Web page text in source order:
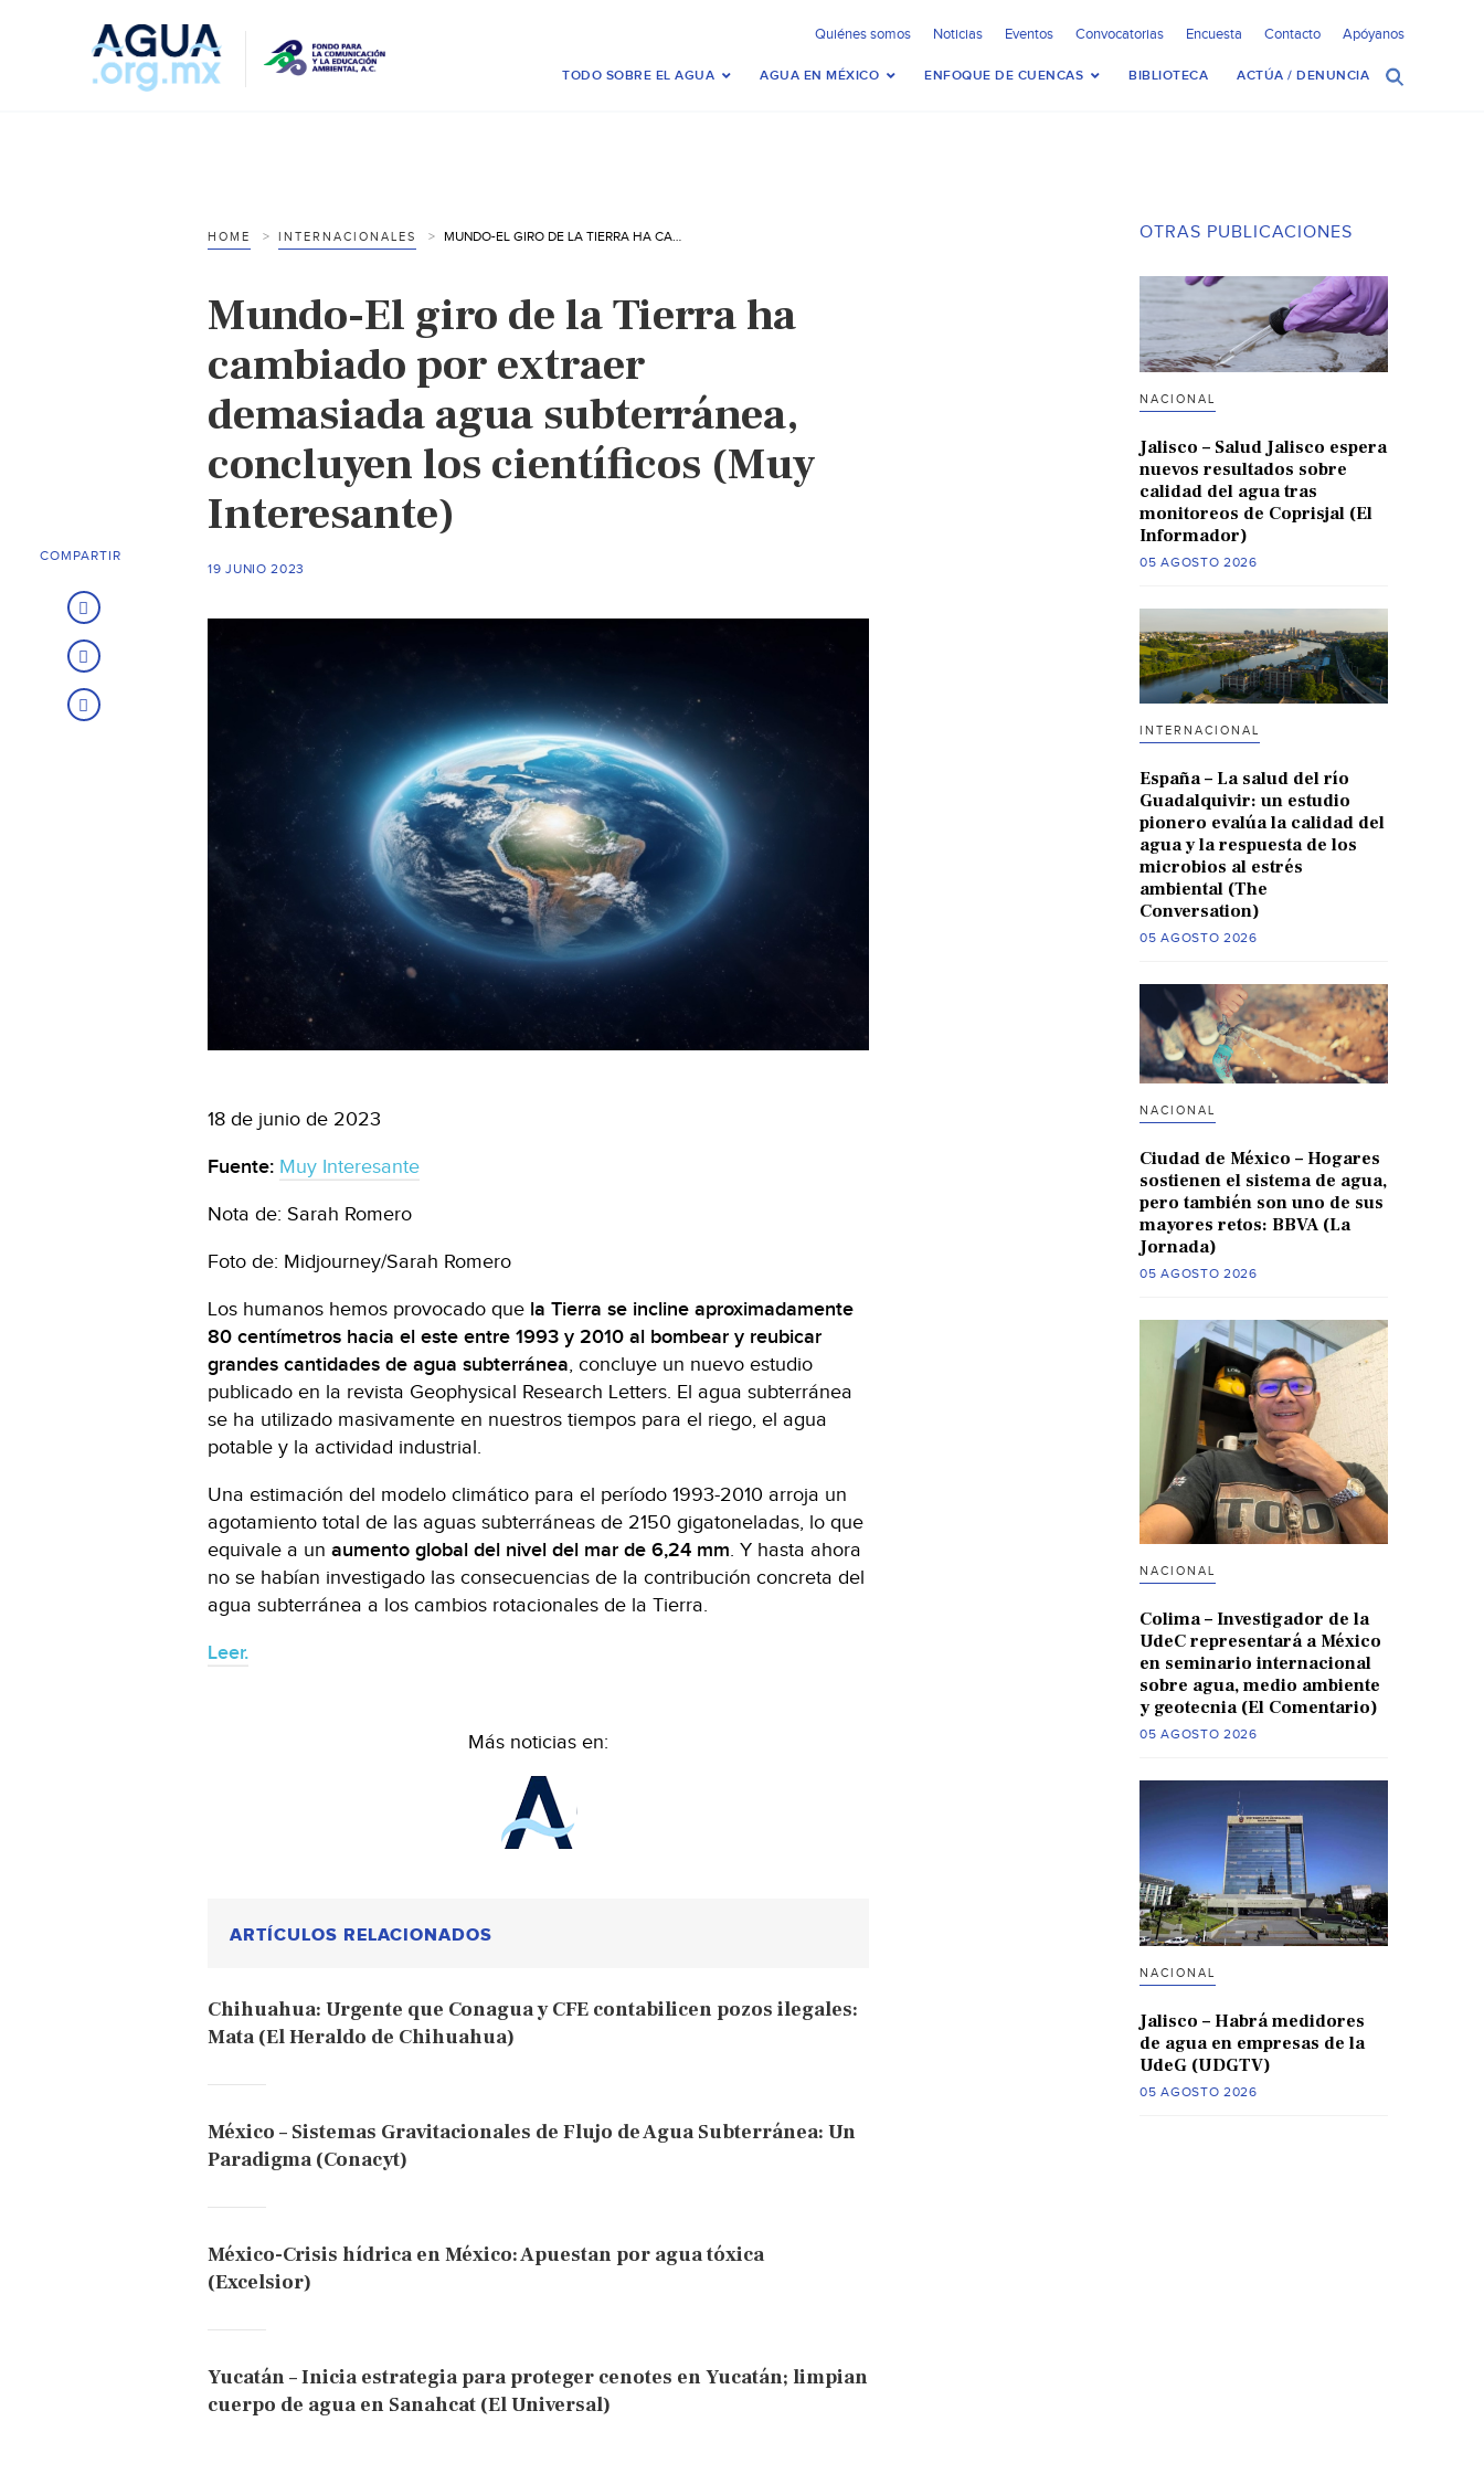
Quiénes somos Noticias Eventos Convocatorias Encuesta Contacto Apóyanos
TODO SOBRE EL AGUA AGUA EN MÉXICO ENFOQUE DE CUENCAS BIBLIOTECA ACTÚA / DENUNCIA
HOME INTERNACIONALES MUNDO-EL GIRO DE LA TIERRA HA CAMBIADO POR EXTRAER DEMASIADA AGUA SUBTERRÁNEA, CONCLUYEN LOS CIENTÍFICOS (MUY INTERESANTE)
Mundo-El giro de la Tierra ha
cambiado por extraer
demasiada agua subterránea,
concluyen los científicos (Muy
Interesante)
19 JUNIO 2023
18 de junio de 2023
Fuente: Muy Interesante
Nota de: Sarah Romero
Foto de: Midjourney/Sarah Romero
Los humanos hemos provocado que la Tierra se incline aproximadamente
80 centímetros hacia el este entre 1993 y 2010 al bombear y reubicar
grandes cantidades de agua subterránea, concluye un nuevo estudio
publicado en la revista Geophysical Research Letters. El agua subterránea
se ha utilizado masivamente en nuestros tiempos para el riego, el agua
potable y la actividad industrial.
Una estimación del modelo climático para el período 1993-2010 arroja un
agotamiento total de las aguas subterráneas de 2150 gigatoneladas, lo que
equivale a un aumento global del nivel del mar de 6,24 mm. Y hasta ahora
no se habían investigado las consecuencias de la contribución concreta del
agua subterránea a los cambios rotacionales de la Tierra.
Leer.
Más noticias en:
ARTÍCULOS RELACIONADOS
Chihuahua: Urgente que Conagua y CFE contabilicen pozos ilegales:
Mata (El Heraldo de Chihuahua)
México – Sistemas Gravitacionales de Flujo de Agua Subterránea: Un
Paradigma (Conacyt)
México-Crisis hídrica en México: Apuestan por agua tóxica
(Excelsior)
Yucatán – Inicia estrategia para proteger cenotes en Yucatán; limpian
cuerpo de agua en Sanahcat (El Universal)
COMPARTIR
OTRAS PUBLICACIONES
NACIONAL
Jalisco – Salud Jalisco espera
nuevos resultados sobre
calidad del agua tras
monitoreos de Coprisjal (El
Informador)
05 AGOSTO 2026
INTERNACIONAL
España – La salud del río
Guadalquivir: un estudio
pionero evalúa la calidad del
agua y la respuesta de los
microbios al estrés
ambiental (The
Conversation)
05 AGOSTO 2026
NACIONAL
Ciudad de México – Hogares
sostienen el sistema de agua,
pero también son uno de sus
mayores retos: BBVA (La
Jornada)
05 AGOSTO 2026
NACIONAL
Colima – Investigador de la
UdeC representará a México
en seminario internacional
sobre agua, medio ambiente
y geotecnia (El Comentario)
05 AGOSTO 2026
NACIONAL
Jalisco – Habrá medidores
de agua en empresas de la
UdeG (UDGTV)
05 AGOSTO 2026